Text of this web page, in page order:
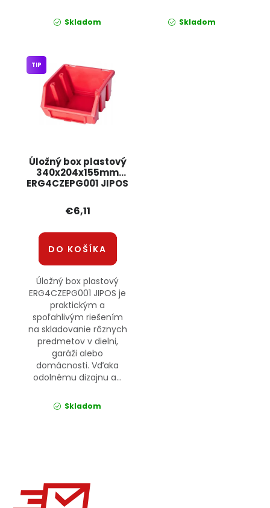
Skladom Skladom
Úložný box plastový
340x204x155mm
ERG4CZEPG001 JIPOS
TIP
€6,11
DO KOŠÍKA
Úložný box plastový
ERG4CZEPG001 JIPOS je
praktickým a
spoľahlivým riešením
na skladovanie rôznych
predmetov v dielni,
garáži alebo
domácnosti. Vďaka
odolnému dizajnu a...
Skladom